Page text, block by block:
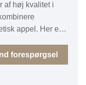
af høj kvalitet i
appel. Her er
forespørgsel